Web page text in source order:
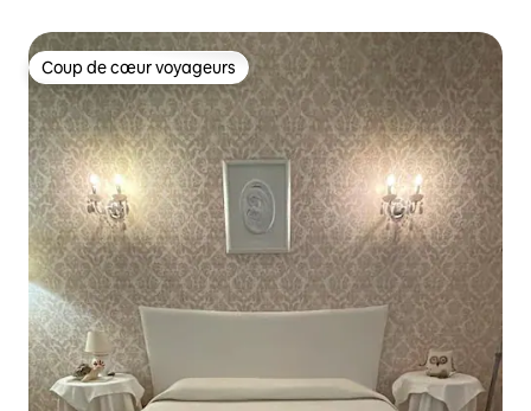
Coup de cœur voyageurs
Coup de cœur voyageurs